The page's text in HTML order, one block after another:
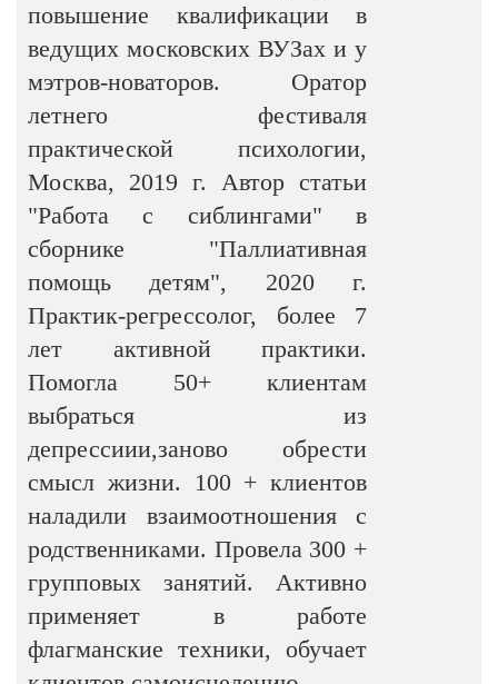
повышение квалификации в
ведущих московских ВУЗах и у
мэтров-новаторов. Оратор
летнего фестиваля
практической психологии,
Москва, 2019 г. Автор статьи
"Работа с сиблингами" в
сборнике "Паллиативная
помощь детям", 2020 г.
Практик-регрессолог, более 7
лет активной практики.
Помогла 50+ клиентам
выбраться из
депрессиии,заново обрести
смысл жизни. 100 + клиентов
наладили взаимоотношения с
родственниками. Провела 300 +
групповых занятий. Активно
применяет в работе
флагманские техники, обучает